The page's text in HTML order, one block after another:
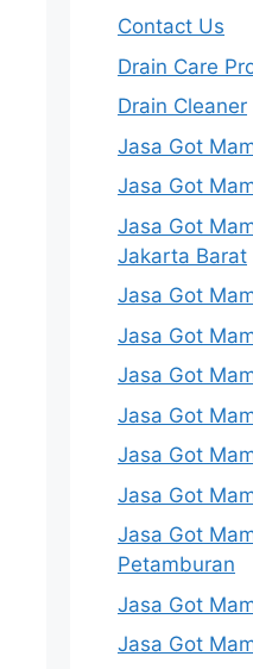
Contact Us
Drain Care
Drain Cleaner
Jasa Got
Jasa Got
Jasa Got
Jakarta Barat
Jasa Got
Jasa Got
Jasa Got
Jasa Got
Jasa Got
Jasa Got
Jasa Got
Petamburan
Jasa Got
Jasa Got